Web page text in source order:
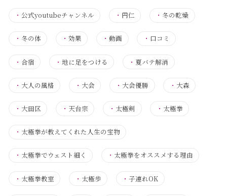
・ 公式youtubeチャンネル ・ 円仁 ・ 冬の乾燥
・ 冬の体 ・効果 ・動画 ・ 口コミ
・ 合宿 ・地に足をつける ・ 夏バテ解消
・ 大人の風格 ・ 大会 ・ 大会優勝 ・ 大森
・ 大田区 ・ 天台宗 ・ 太極剣 ・ 太極拳
・ 太極拳が教えてくれた人生の宝物
・ 太極拳でウェスト細く ・ 太極拳をオススメする理由
・ 太極拳教室 ・ 太極歩 ・子連れOK